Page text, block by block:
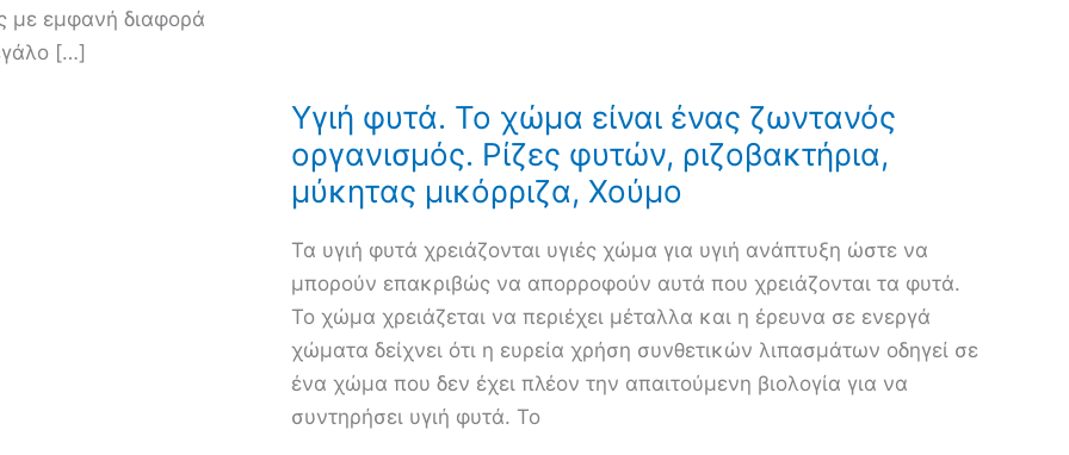
με εμφανή διαφορά
[…]
Υγιή φυτά. Το χώμα είναι ένας ζωντανός
οργανισμός. Ρίζες φυτών, ριζοβακτήρια,
μύκητας μικόρριζα, Χούμο
Τα υγιή φυτά χρειάζονται υγιές χώμα για υγιή ανάπτυξη ώστε να
μπορούν επακριβώς να απορροφούν αυτά που χρειάζονται τα φυτά.
Το χώμα χρειάζεται να περιέχει μέταλλα και η έρευνα σε ενεργά
χώματα δείχνει ότι η ευρεία χρήση συνθετικών λιπασμάτων οδηγεί σε
ένα χώμα που δεν έχει πλέον την απαιτούμενη βιολογία για να
συντηρήσει υγιή φυτά. Το